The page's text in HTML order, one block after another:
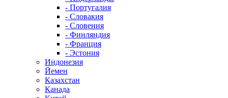
- Португалия
- Словакия
- Словения
- Финляндия
- Франция
- Эстония
Индонезия
Йемен
Казахстан
Канада